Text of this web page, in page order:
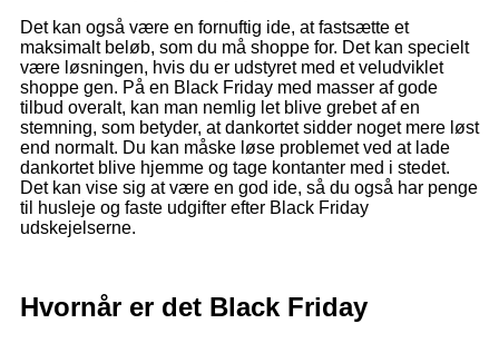
Det kan også være en fornuftig ide, at fastsætte et
maksimalt beløb, som du må shoppe for. Det kan specielt
være løsningen, hvis du er udstyret med et veludviklet
shoppe gen. På en Black Friday med masser af gode
tilbud overalt, kan man nemlig let blive grebet af en
stemning, som betyder, at dankortet sidder noget mere løst
end normalt. Du kan måske løse problemet ved at lade
dankortet blive hjemme og tage kontanter med i stedet.
Det kan vise sig at være en god ide, så du også har penge
til husleje og faste udgifter efter Black Friday
udskejelserne.
Hvornår er det Black Friday